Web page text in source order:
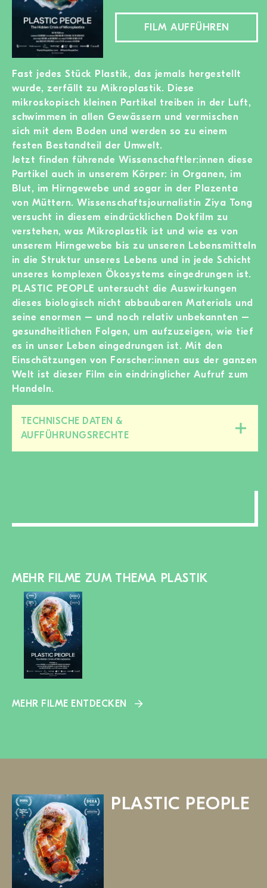
FILM AUFFÜHREN
Fast jedes Stück Plastik, das jemals hergestellt
wurde, zerfällt zu Mikroplastik. Diese
mikroskopisch kleinen Partikel treiben in der Luft,
schwimmen in allen Gewässern und vermischen
sich mit dem Boden und werden so zu einem
festen Bestandteil der Umwelt.
Jetzt finden führende Wissenschaftler:innen diese
Partikel auch in unserem Körper: in Organen, im
Blut, im Hirngewebe und sogar in der Plazenta
von Müttern. Wissenschaftsjournalistin Ziya Tong
versucht in diesem eindrücklichen Dokfilm zu
verstehen, was Mikroplastik ist und wie es von
unserem Hirngewebe bis zu unseren Lebensmitteln
in die Struktur unseres Lebens und in jede Schicht
unseres komplexen Ökosystems eingedrungen ist.
PLASTIC PEOPLE untersucht die Auswirkungen
dieses biologisch nicht abbaubaren Materials und
seine enormen – und noch relativ unbekannten –
gesundheitlichen Folgen, um aufzuzeigen, wie tief
es in unser Leben eingedrungen ist. Mit den
Einschätzungen von Forscher:innen aus der ganzen
Welt ist dieser Film ein eindringlicher Aufruf zum
Handeln.
TECHNISCHE DATEN &
AUFFÜHRUNGSRECHTE
MEHR FILME ZUM THEMA PLASTIK
MEHR FILME ENTDECKEN
PLASTIC PEOPLE
MITGLIED WERDEN
SPENDEN
Wissen + Handeln
Newsletter
Partner:innen
Schulen
Film-Kits
Login